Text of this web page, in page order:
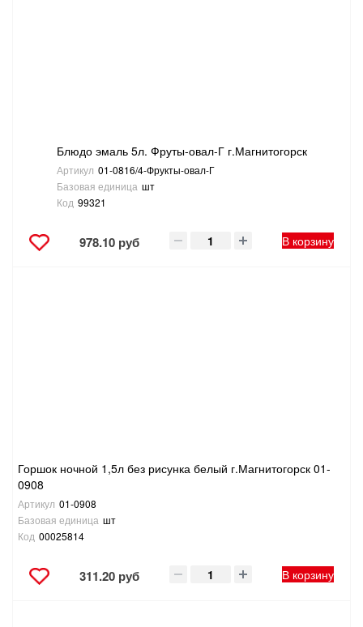
Блюдо эмаль 5л. Фруты-овал-Г г.Магнитогорск
Артикул 01-0816/4-Фрукты-овал-Г
Базовая единица шт
Код 99321
978.10 руб В корзину
Горшок ночной 1,5л без рисунка белый г.Магнитогорск 01-
0908
Артикул 01-0908
Базовая единица шт
Код 00025814
311.20 руб В корзину